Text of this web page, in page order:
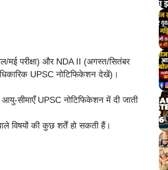
मई परीक्षा) और NDA II (अगस्त/सितंबर
UPSC नोटिफिकेशन देखें)।
सीमाएँ UPSC नोटिफिकेशन में दी जाती
विषयों की कुछ शर्तें हो सकती हैं।